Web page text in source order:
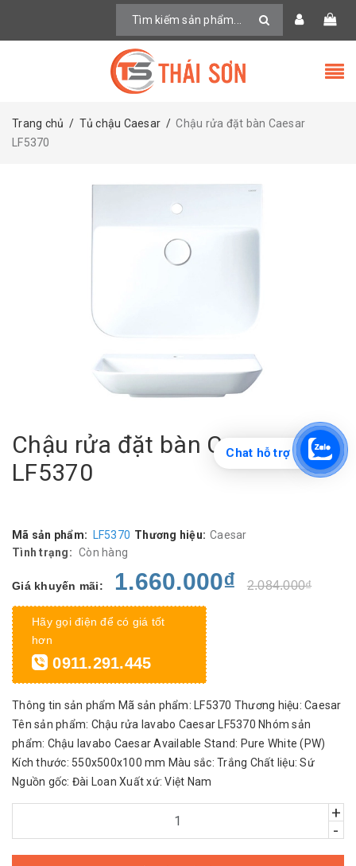
Trang chủ / Tủ chậu Caesar / Chậu rửa đặt bàn Caesar
LF5370
Chậu rửa đặt bàn Caesar
LF5370
Mã sản phẩm: LF5370 Thương hiệu: Caesar
Tình trạng: Còn hàng
Giá khuyến mãi: 1.660.000₫ 2.084.000₫
Hãy gọi điện để có giá tốt
hơn
0911.291.445
Thông tin sản phẩm Mã sản phẩm: LF5370 Thương hiệu: Caesar
Tên sản phẩm: Chậu rửa lavabo Caesar LF5370 Nhóm sản
phẩm: Chậu lavabo Caesar Available Stand: Pure White (PW)
Kích thước: 550x500x100 mm Màu sắc: Trắng Chất liệu: Sứ
Nguồn gốc: Đài Loan Xuất xứ: Việt Nam
+
-
Chat hỗ trợ